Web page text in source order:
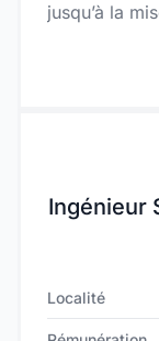
jusqu’à la
Ingénieur
Localité